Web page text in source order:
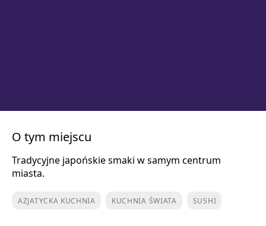
O tym miejscu
Tradycyjne japońskie smaki w samym centrum
miasta.
AZJATYCKA KUCHNIA KUCHNIA ŚWIATA SUSHI